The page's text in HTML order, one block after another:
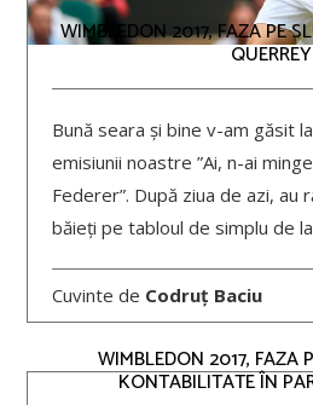
WIMBLEDON 2017, FAZA PE
QUERREY
Bună seara și bine v-am găsit
emisiunii noastre ”Ai, n-ai
Federer”. După ziua de azi, au
băieți pe tabloul de simplu de
Cuvinte de Codruț Baciu
WIMBLEDON 2017, FAZA
KONTABILITATE ÎN